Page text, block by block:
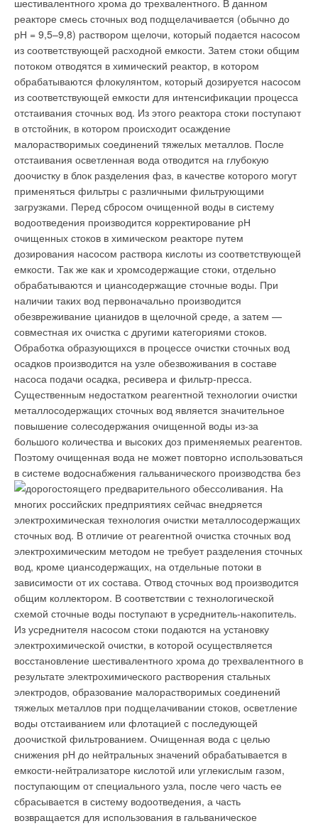
шестивалентного хрома до трехвалентного. В данном
реакторе смесь сточных вод подщелачивается (обычно до
рН = 9,5–9,8) раствором щелочи, который подается насосом
из соответствующей расходной емкости. Затем стоки общим
потоком отводятся в химический реактор, в котором
обрабатываются флокулянтом, который дозируется насосом
из соответствующей емкости для интенсификации процесса
отстаивания сточных вод. Из этого реактора стоки поступают
в отстойник, в котором происходит осаждение
малорастворимых соединений тяжелых металлов. После
отстаивания осветленная вода отводится на глубокую
доочистку в блок разделения фаз, в качестве которого могут
применяться фильтры с различными фильтрующими
загрузками. Перед сбросом очищенной воды в систему
водоотведения производится корректирование рН
очищенных стоков в химическом реакторе путем
дозирования насосом раствора кислоты из соответствующей
емкости. Так же как и хромсодержащие стоки, отдельно
обрабатываются и циансодержащие сточные воды. При
наличии таких вод первоначально производится
обезвреживание цианидов в щелочной среде, а затем —
совместная их очистка с другими категориями стоков.
Обработка образующихся в процессе очистки сточных вод
осадков производится на узле обезвоживания в составе
насоса подачи осадка, ресивера и фильтр-пресса.
Существенным недостатком реагентной технологии очистки
металлосодержащих сточных вод является значительное
повышение солесодержания очищенной воды из-за
большого количества и высоких доз применяемых реагентов.
Поэтому очищенная вода не может повторно использоваться
в системе водоснабжения гальванического производства без
дорогостоящего предварительного обессоливания. На
многих российских предприятиях сейчас внедряется
электрохимическая технология очистки металлосодержащих
сточных вод. В отличие от реагентной очистка сточных вод
электрохимическим методом не требует разделения сточных
вод, кроме циансодержащих, на отдельные потоки в
зависимости от их состава. Отвод сточных вод производится
общим коллектором. В соответствии с технологической
схемой сточные воды поступают в усреднитель-накопитель.
Из усреднителя насосом стоки подаются на установку
электрохимической очистки, в которой осуществляется
восстановление шестивалентного хрома до трехвалентного в
результате электрохимического растворения стальных
электродов, образование малорастворимых соединений
тяжелых металлов при подщелачивании стоков, осветление
воды отстаиванием или флотацией с последующей
доочисткой фильтрованием. Очищенная вода с целью
снижения рН до нейтральных значений обрабатывается в
емкости-нейтрализаторе кислотой или углекислым газом,
поступающим от специального узла, после чего часть ее
сбрасывается в систему водоотведения, а часть
возвращается для использования в гальваническое
Другим примером успешной модернизации может служить
московский завод ОАО «Карат» — крупнейшей в России
компании по выпуску плавленых, твердых, свежих сыров,
сыра домашнего и других видов молочной продукции. Как и
Гиагинский завод, «Карат» имеет Сертификат ГОСТ Р ИСО
9001– 2001 (ISO 9001:2000), кроме того, продукция
предприятия получила международный сертификат
качества, разрешающий свободную продажу в странах
Европейского Союза.
Здесь современное насосное оборудование установлено не
только в технологических линиях, но и в сетях
жизнеобеспечения предприятия. Энергоэффективные
агрегаты, в т.ч. с частотной регулировкой двигателя,
позволяющей насосам самостоятельно адаптироваться к
изменяющимся гидравлическим условиям, стоят в системе
отопления завода, как на подпитке, так и на циркуляции. Его
использование, благодаря высокой надежности, позволяет
снизить эксплуатационные издержки, а значит, повысить
конкурентоспособность продукции.
«На системе теплоснабжения всего предприятия
установлены многоступенчатые центробежные
вертикальные насосы “Грундфос” серии CR и CRE со
встроенной частотной регулировкой, — говорит Андрей
Новиков, главный механик завода “Карат”. —Оборудование
используется уже более пяти лет, и, образно говоря, мы
не знаем, что у них внутри, насосы работают без сбоев».
Развитие сыроделия в России на базе современных
технологий и оборудования, на что нацелена
государственная отраслевая программа, не только
обеспечит страну достаточным количеством качественных
сыров, но и будет стимулировать рост молочного
скотоводства и сельского хозяйства в целом. А это
положительно отразится и на состоянии российской
экономики в целом.
Читайте по теме:
→ «Золотая» котельная
→
Решения Grundfos для водоснабжения малоэтажного
жилья
→
Обзор изменений законодательства за февраль-март
2021 года
ЖУРНАЛ СОК АПРЕЛЬ 2021
Колодец XXI века
ЖУРНАЛ СОК МАРТ 2021
→ Как насосы Grundfos помогают бороться с пандемией
Ваш E-mail *
Текст комментария